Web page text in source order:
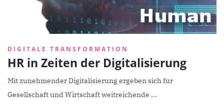
DIGITALE TRANSFORMATION
HR in Zeiten der Digitalisierung
Mit zunehmender Digitalisierung ergeben sich für
Gesellschaft und Wirtschaft weitreichende ...